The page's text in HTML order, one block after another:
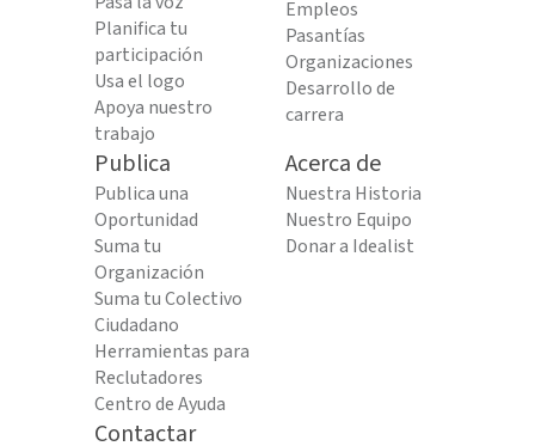
Planifica tu
participación
Usa el logo
Apoya nuestro
trabajo
Empleos
Pasantías
Organizaciones
Desarrollo de
carrera
Publica
Publica una
Oportunidad
Suma tu
Organización
Suma tu Colectivo
Ciudadano
Herramientas para
Reclutadores
Centro de Ayuda
Acerca de
Nuestra Historia
Nuestro Equipo
Donar a Idealist
Contactar